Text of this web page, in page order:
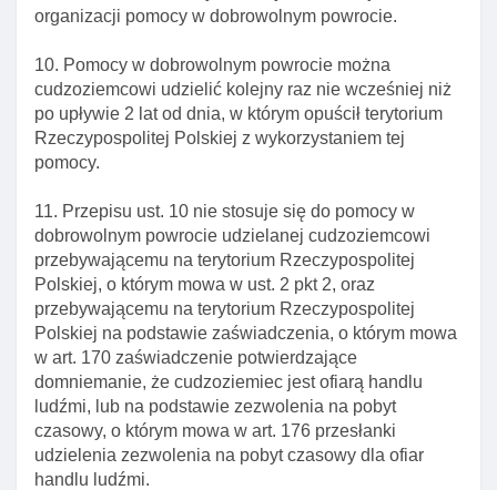
organizacji pomocy w dobrowolnym powrocie.
10. Pomocy w dobrowolnym powrocie można
cudzoziemcowi udzielić kolejny raz nie wcześniej niż
po upływie 2 lat od dnia, w którym opuścił terytorium
Rzeczypospolitej Polskiej z wykorzystaniem tej
pomocy.
11. Przepisu ust. 10 nie stosuje się do pomocy w
dobrowolnym powrocie udzielanej cudzoziemcowi
przebywającemu na terytorium Rzeczypospolitej
Polskiej, o którym mowa w ust. 2 pkt 2, oraz
przebywającemu na terytorium Rzeczypospolitej
Polskiej na podstawie zaświadczenia, o którym mowa
w art. 170 zaświadczenie potwierdzające
domniemanie, że cudzoziemiec jest ofiarą handlu
ludźmi, lub na podstawie zezwolenia na pobyt
czasowy, o którym mowa w art. 176 przesłanki
udzielenia zezwolenia na pobyt czasowy dla ofiar
handlu ludźmi.
Art. 323. Adnotacja w dokumencie podróży
cudzoziemca do powrotu
Art. 324. CzynnośCI organu wydającego decyzję o
zobowiązaniu cudzoziemca do powrotu
Art. 325. Wniosek komendanta głównego sg o
wydanie cudzoziemcowi dokumentu podróży
Art. 326. Postępowanie w sprawie zobowiązania
do powrotu cudzoziemca bęDącego małżonkiem
obywatela polskiego lub cudzoziemca
Art. 327. Zapewnienie cudzoziemcowi pomocy
tłumacza
Art. 328. Informowanie cudzoziemca o
organizacjach pozarządowych udzielających
cudzoziemcom pomocy
Art. 329. Przymusowe wykonanie decyzji o
zobowiązaniu cudzoziemca do powrotu